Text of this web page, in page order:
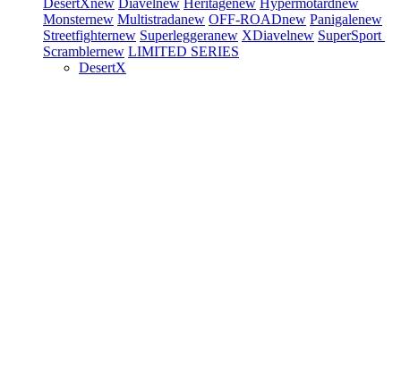
DesertXnew Diavelnew Heritagenew Hypermotardnew
Monsternew Multistradanew OFF-ROADnew Panigalenew
Streetfighternew Superleggeranew XDiavelnew SuperSport
Scramblernew LIMITED SERIES
DesertX